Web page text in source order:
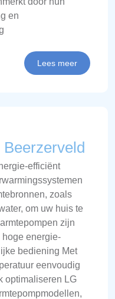
en
Lees meer
efficiënt
zoals
om uw huis te
zijn
hoge energie-
bediening Met
eenvoudig
optimaliseren LG